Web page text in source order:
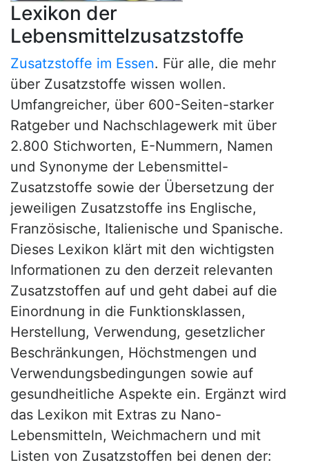
Lexikon der
Lebensmittelzusatzstoffe
Zusatzstoffe im Essen. Für alle, die mehr
über Zusatzstoffe wissen wollen.
Umfangreicher, über 600-Seiten-starker
Ratgeber und Nachschlagewerk mit über
2.800 Stichworten, E-Nummern, Namen
und Synonyme der Lebensmittel-
Zusatzstoffe sowie der Übersetzung der
jeweiligen Zusatzstoffe ins Englische,
Französische, Italienische und Spanische.
Dieses Lexikon klärt mit den wichtigsten
Informationen zu den derzeit relevanten
Zusatzstoffen auf und geht dabei auf die
Einordnung in die Funktionsklassen,
Herstellung, Verwendung, gesetzlicher
Beschränkungen, Höchstmengen und
Verwendungsbedingungen sowie auf
gesundheitliche Aspekte ein. Ergänzt wird
das Lexikon mit Extras zu Nano-
Lebensmitteln, Weichmachern und mit
Listen von Zusatzstoffen bei denen der: